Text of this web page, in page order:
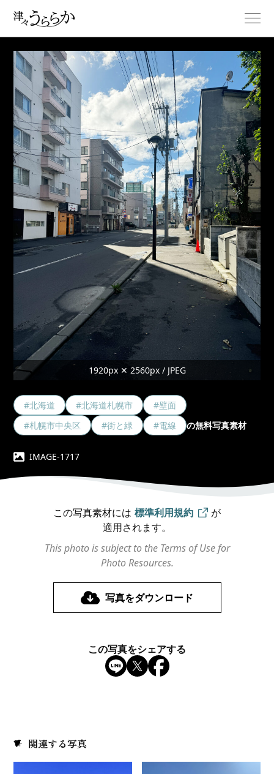
1920px ✕ 2560px / JPEG
#北海道 #北海道札幌市
#壁面
#札幌市中央区
#街と緑 #電線 の無料写真素材
IMAGE-1717
この写真素材には 標準利用規約
が
適用されます。
This photo is subject to the Terms of Use for
Photo Resources.
写真をダウンロード
この写真をシェアする
関連する写真